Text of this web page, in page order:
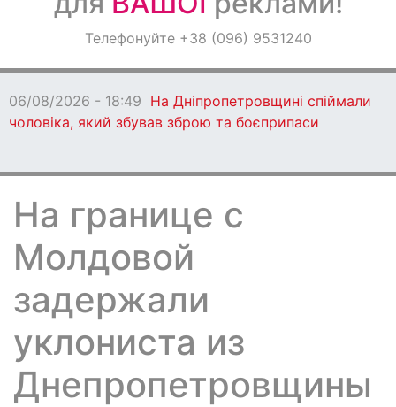
ОголошенняТелефонуйте +38 (096) 9531240
06/08/2026 - 18:49 На Дніпропетровщині спіймали
чоловіка, який збував зброю та боєприпаси
На границе с
Молдовой
задержали
уклониста из
Днепропетровщины